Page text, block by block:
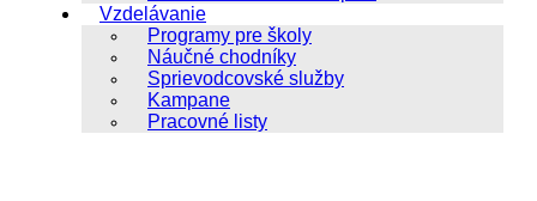
Vzdelávanie
Programy pre školy
Náučné chodníky
Sprievodcovské služby
Kampane
Pracovné listy